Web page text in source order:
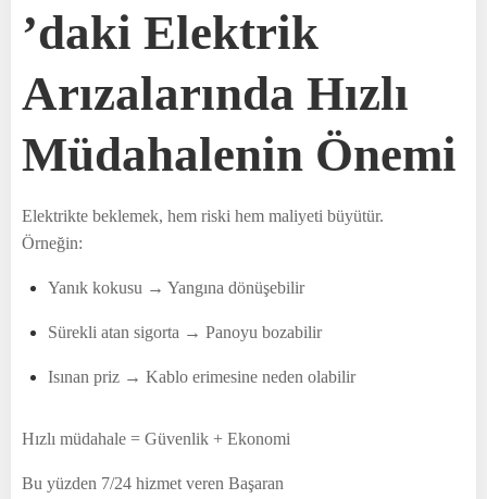
’daki Elektrik
Arızalarında Hızlı
Müdahalenin Önemi
Elektrikte beklemek, hem riski hem maliyeti büyütür.
Örneğin:
Yanık kokusu → Yangına dönüşebilir
Sürekli atan sigorta → Panoyu bozabilir
Isınan priz → Kablo erimesine neden olabilir
Hızlı müdahale = Güvenlik + Ekonomi
Bu yüzden 7/24 hizmet veren Başaran